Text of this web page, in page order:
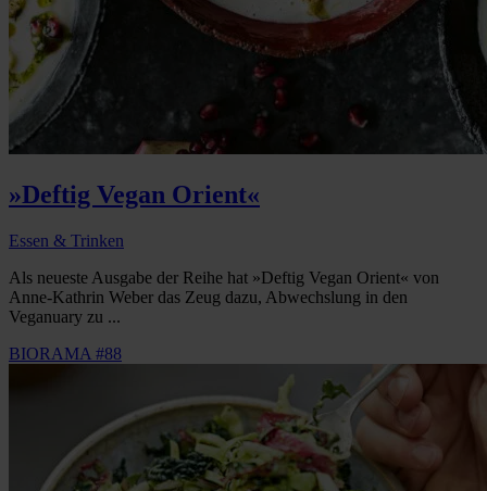
»Deftig Vegan Orient«
Essen & Trinken
Als neueste Ausgabe der Reihe hat »Deftig Vegan Orient« von
Anne-Kathrin Weber das Zeug dazu, Abwechslung in den
Veganuary zu ...
BIORAMA #88